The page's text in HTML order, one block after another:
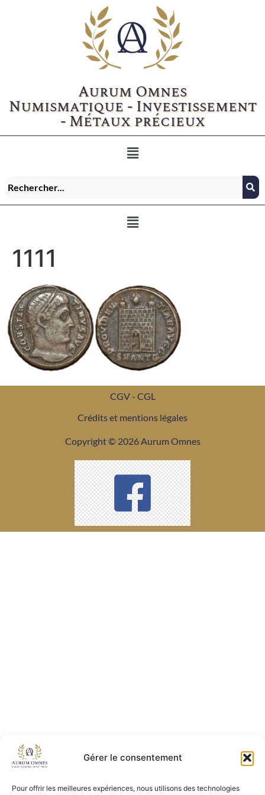
Gérer le consentement
Pour offrir les meilleures expériences, nous utilisons des technologies
Aurum Omnes
Numismatique - Investissement
- Métaux précieux
1111
CGV - CGL
Crédits et mentions légales
Copyright © 2026 Aurum Omnes